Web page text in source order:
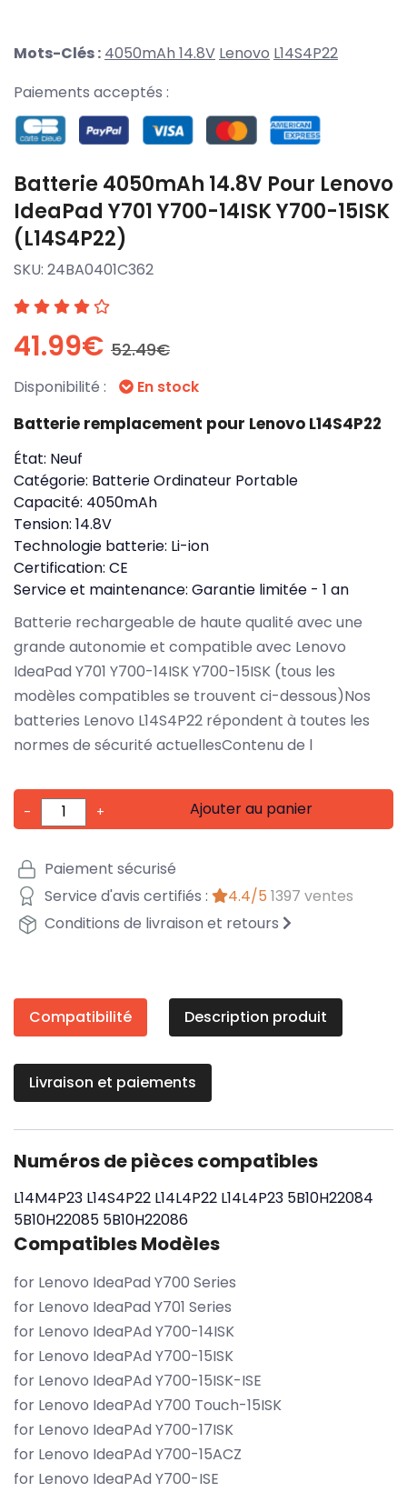
Mots-Clés : 4050mAh 14.8V Lenovo L14S4P22
Paiements acceptés :
Batterie 4050mAh 14.8V Pour Lenovo
IdeaPad Y701 Y700-14ISK Y700-15ISK
(L14S4P22)
SKU: 24BA0401C362
41.99€ 52.49€
Disponibilité : En stock
Batterie remplacement pour Lenovo L14S4P22
État: Neuf
Catégorie: Batterie Ordinateur Portable
Capacité: 4050mAh
Tension: 14.8V
Technologie batterie: Li-ion
Certification: CE
Service et maintenance: Garantie limitée - 1 an
Batterie rechargeable de haute qualité avec une
grande autonomie et compatible avec Lenovo
IdeaPad Y701 Y700-14ISK Y700-15ISK (tous les
modèles compatibles se trouvent ci-dessous)Nos
batteries Lenovo L14S4P22 répondent à toutes les
normes de sécurité actuellesContenu de l
- + Ajouter au panier
Paiement sécurisé
Service d'avis certifiés :
4.4/5 1397 ventes
Conditions de livraison et retours
Compatibilité Description produit
Livraison et paiements
Numéros de pièces compatibles
L14M4P23 L14S4P22 L14L4P22 L14L4P23 5B10H22084
5B10H22085 5B10H22086
Compatibles Modèles
for Lenovo IdeaPad Y700 Series
for Lenovo IdeaPad Y701 Series
for Lenovo IdeaPAd Y700-14ISK
for Lenovo IdeaPAd Y700-15ISK
for Lenovo IdeaPAd Y700-15ISK-ISE
for Lenovo IdeaPAd Y700 Touch-15ISK
for Lenovo IdeaPAd Y700-17ISK
for Lenovo IdeaPAd Y700-15ACZ
for Lenovo IdeaPAd Y700-ISE